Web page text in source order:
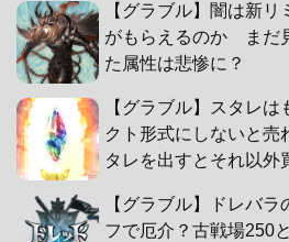
【グラブル】闇は新
がもらえるのか まだ
た属性は悲惨に？
【グラブル】スタレ
クト形式にしないと売
タレを出すとそれ以外
【グラブル】ドレバ
フで厄介？古戦場250